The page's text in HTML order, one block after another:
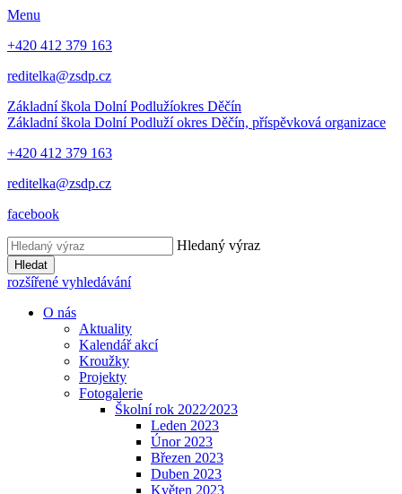
Menu
+420 412 379 163
reditelka@zsdp.cz
Základní škola Dolní Podlužíokres Děčín
Základní škola Dolní Podlužíokres Děčín, příspěvková organizace
+420 412 379 163
reditelka@zsdp.cz
facebook
Hledaný výraz
Hledat
rozšířené vyhledávání
O nás
Aktuality
Kalendář akcí
Kroužky
Projekty
Fotogalerie
Školní rok 2022⁄2023
Leden 2023
Únor 2023
Březen 2023
Duben 2023
Květen 2023